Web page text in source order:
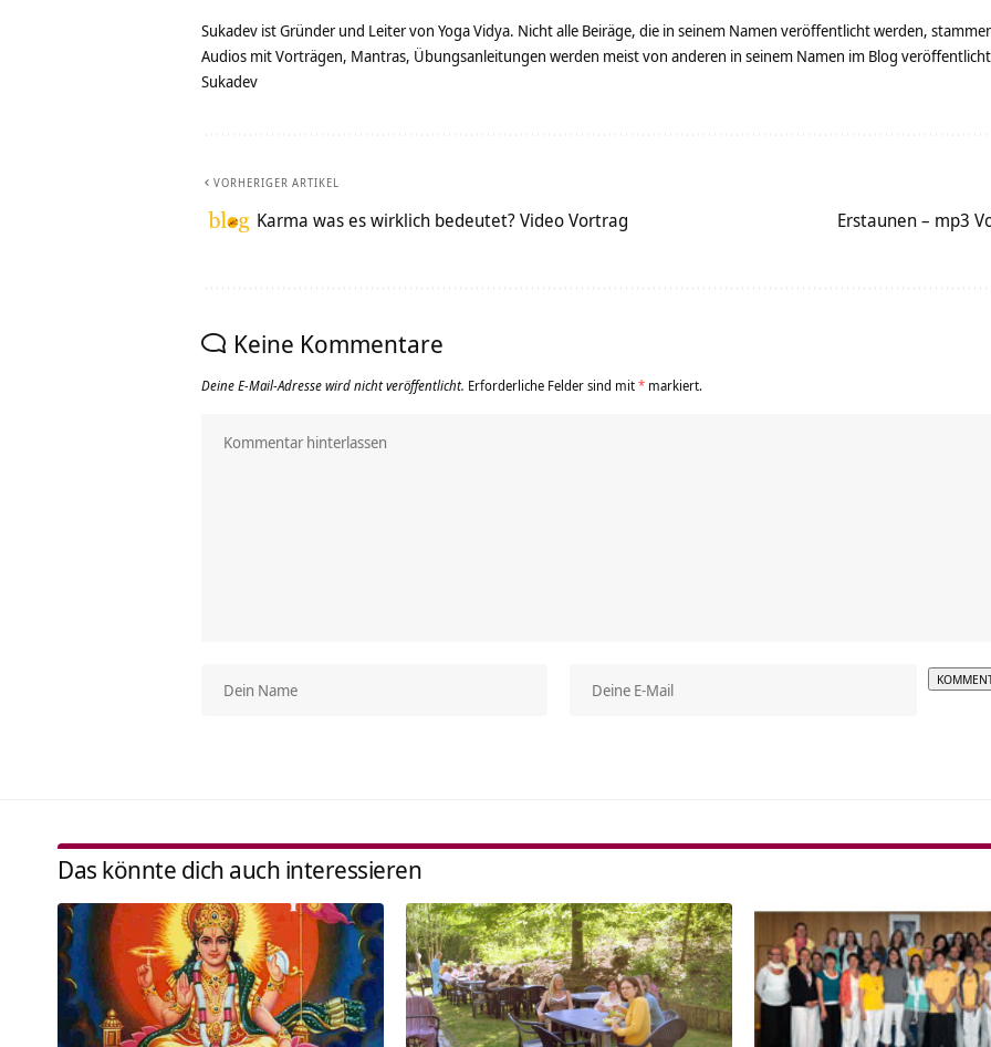
Sukadev ist Gründer und Leiter von Yoga Vidya. Nicht alle Beiräge, die in seinem Namen veröffentlicht werden,
Audios mit Vorträgen, Mantras, Übungsanleitungen werden meist von anderen in seinem Namen im Blog
Sukadev
VORHERIGER ARTIKEL
Karma was es wirklich bedeutet? Video Vortrag Erstaunen – mp3
Keine Kommentare
Deine E-Mail-Adresse wird nicht veröffentlicht. Erforderliche Felder sind mit* markiert.
Das könnte dich auch interessieren